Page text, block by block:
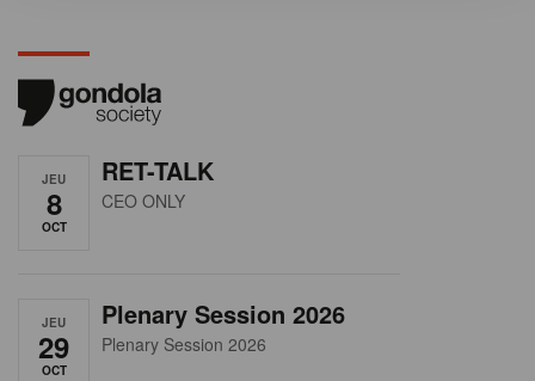
JEU
8
OCT
RET-TALK
CEO ONLY
JEU
29
OCT
Plenary Session 2026
Plenary Session 2026